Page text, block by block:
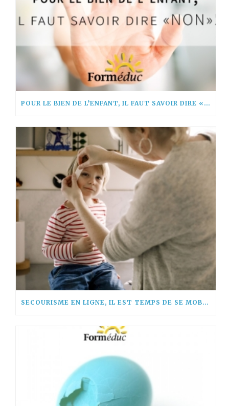
POUR LE BIEN DE L’ENFANT, IL FAUT SAVOIR DIRE « NON! »
SECOURISME EN LIGNE, IL EST TEMPS DE SE MOBILISER !